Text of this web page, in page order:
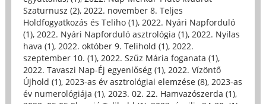
Szaturnusz (2), 2022. november 8. Teljes
Holdfogyatkozás és Teliho (1), 2022. Nyári Napforduló
(1), 2022. Nyári Napforduló asztrológia (1), 2022. Nyilas
hava (1), 2022. október 9. Telihold (1), 2022.
szeptember 10. (1), 2022. Szűz Mária foganata (1),
2022. Tavaszi Nap-Éj egyenlőség (1), 2022. Vízöntő
Újhold (1), 2023-as év asztrológiai elemzése (8), 2023-as
év numerológiája (1), 2023. 02. 22. Hamvazószerda (1),